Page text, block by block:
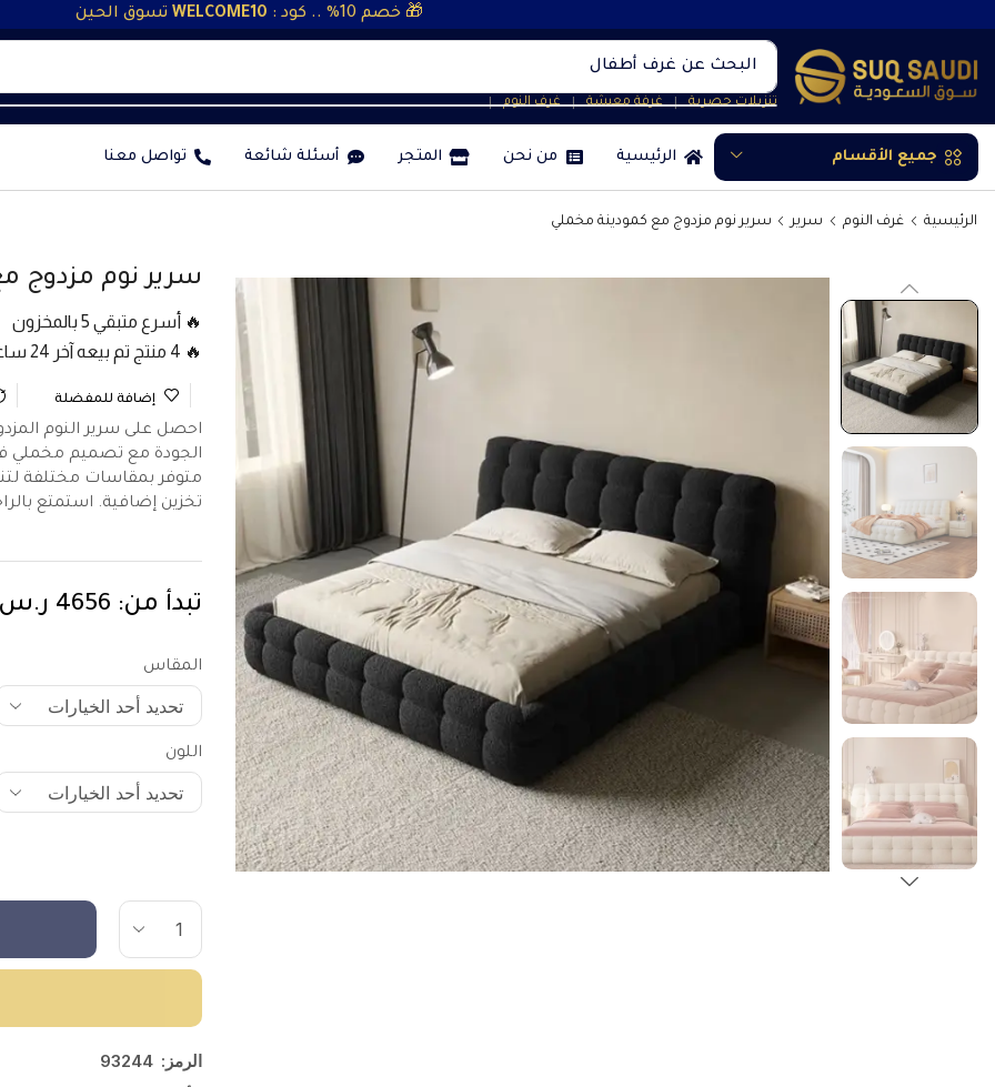
🎁 خصم 10% .. كود : WELCOME10 تسوق الحين
البحث عن غرف أطفال
تنزيلات حصرية ❘ غرفة معيشة ❘ غرف النوم ❘
جميع الأقسام الرئيسية من نحن المتجر أسئلة شائعة تواصل معنا
الرئيسية غرف النوم سرير سرير نوم مزدوج مع كمودينة مخملي
سرير نوم مزدوج
🔥 أسرع متبقي 5 بالمخزون
🔥 4 منتج تم بيعه آخر 24 ساعة
إضافة للمفضلة
احصل على سرير النوم
الجودة مع تصميم مخملي
متوفر بمقاسات مختلفة
تخزين إضافية. استمتع
تبدأ من: 4656 ر.س
المقاس
اللون
الرمز: 93244